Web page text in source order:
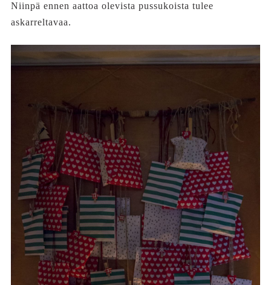
Niinpä ennen aattoa olevista pussukoista tulee
askarreltavaa.